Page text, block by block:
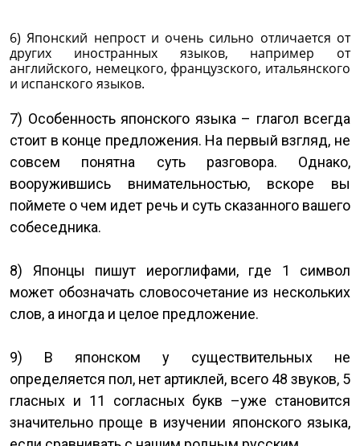
6) Японский непрост и очень сильно отличается от
других иностранных языков, например от
английского, немецкого, французского, итальянского
и испанского языков.
7) Особенность японского языка – глагол всегда
стоит в конце предложения. На первый взгляд, не
совсем понятна суть разговора. Однако,
вооружившись внимательностью, вскоре вы
поймете о чем идет речь и суть сказанного вашего
собеседника.
8) Японцы пишут иероглифами, где 1 символ
может обозначать словосочетание из нескольких
слов, а иногда и целое предложение.
9) В японском у существительных не
определяется пол, нет артиклей, всего 48 звуков, 5
гласных и 11 согласных букв –уже становится
значительно проще в изучении японского языка,